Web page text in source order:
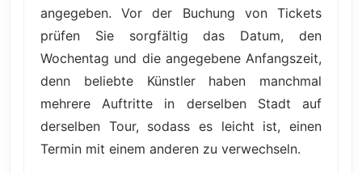
angegeben. Vor der Buchung von Tickets
prüfen Sie sorgfältig das Datum, den
Wochentag und die angegebene Anfangszeit,
denn beliebte Künstler haben manchmal
mehrere Auftritte in derselben Stadt auf
derselben Tour, sodass es leicht ist, einen
Termin mit einem anderen zu verwechseln.